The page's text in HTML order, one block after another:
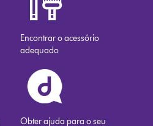
Encontrar o acessório
adequado
Obter ajuda para o seu